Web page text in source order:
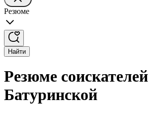
Резюме
Найти
Резюме
Батуринской